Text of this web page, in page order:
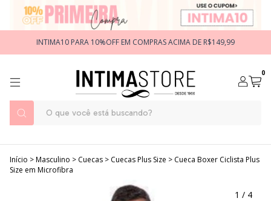
INTIMA10 PARA 10%OFF EM COMPRAS ACIMA DE R$149,99
0
Início >Masculino > Cuecas > Cuecas Plus Size > Cueca Boxer Ciclista Plus
Size em Microfibra
1 / 4